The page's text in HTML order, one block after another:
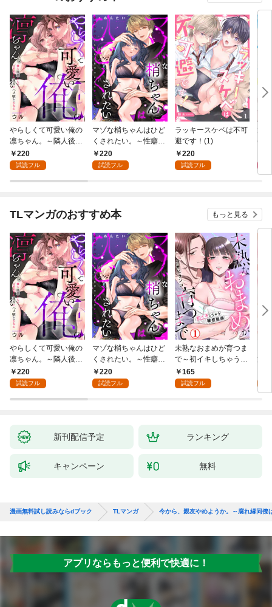
やらしくて可愛い俺の
凛ちゃん。～隣人後輩
くんのイキすぎた執着
にハメ堕とされる～(1)
220
試読フル
マゾな梢ちゃんはひど
くされたい。～性癖マ
ッチした後輩と欲望の
ままにセックスしたら
220
試読フル
ラッキースケベは不可
避です！(1)
220
試読フル
放
(1)
TLマンガのおすすめ本 もっと見る
やらしくて可愛い俺の
凛ちゃん。～隣人後輩
くんのイキすぎた執着
にハメ堕とされる～(1)
220
試読フル
マゾな梢ちゃんはひど
くされたい。～性癖マ
ッチした後輩と欲望の
ままにセックスしたら
220
試読フル
未熟なおまめが育つま
で～初イキしちゃう敏
感指導～1
165
試読フル
筋
1【
付
新刊配信予定 ランキング
キャンペーン 無料
漫画無料試し読みならdブック TLマンガ 今から、親友やめようか。～腐れ縁同僚
アプリならもっと便利で快適に！